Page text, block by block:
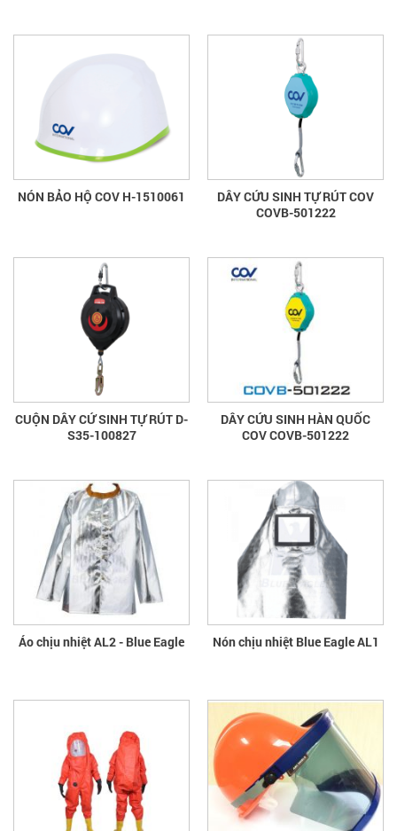
NÓN BẢO HỘ COV H-1510061
DÂY CỨU SINH TỰ RÚT COV
COVB-501222
CUỘN DÂY CỨ SINH TỰ RÚT D-
S35-100827
DÂY CỨU SINH HÀN QUỐC
COV COVB-501222
Áo chịu nhiệt AL2 - Blue Eagle Nón chịu nhiệt Blue Eagle AL1